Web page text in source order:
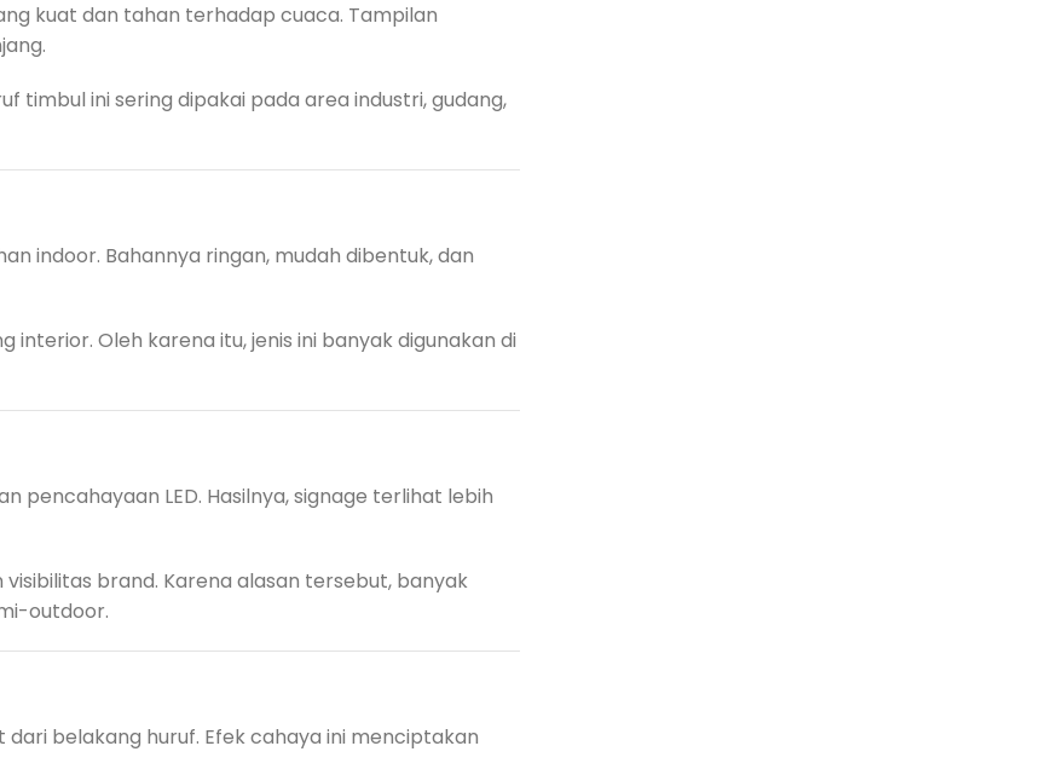
kuat dan tahan terhadap cuaca. Tampilan
timbul ini sering dipakai pada area industri, gudang,
indoor. Bahannya ringan, mudah dibentuk, dan
Oleh karena itu, jenis ini banyak digunakan di
pencahayaan LED. Hasilnya, signage terlihat lebih
brand. Karena alasan tersebut, banyak
outdoor.
belakang huruf. Efek cahaya ini menciptakan